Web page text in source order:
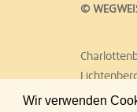
Wir verwenden
©